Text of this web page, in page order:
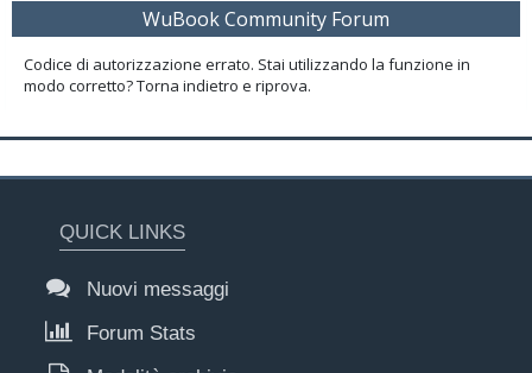
WuBook Community Forum
Codice di autorizzazione errato. Stai utilizzando la funzione in
modo corretto? Torna indietro e riprova.
QUICK LINKS
Nuovi messaggi
Forum Stats